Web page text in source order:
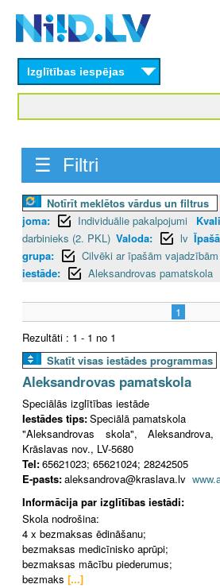
content
Izglītības iespējas
☰ Filtri
Notīrīt meklētos vārdus un filtrus
joma:
Individuālie pakalpojumi
darbinieks (2. PKL) Valoda: lv
grupa:
Cilvēki ar īpašām vajadzībām
iestāde:
Aleksandrovas pamatskola
1
Rezultāti : 1 - 1 no 1
Skatīt visas iestādes programmas
Aleksandrovas pamatskola
Speciālās izglītības iestāde
Iestādes tips:Speciālā pamatskola
"Aleksandrovas skola",
Krāslavas nov., LV-5680
Tel:65621023; 65621024; 28242505
E-pasts:aleksandrova@kraslava.lv
Informācija par izglītības iestādi:
Skola nodrošina:
4 x bezmaksas ēdināšanu;
bezmaksas medicīnisko aprūpi;
bezmaksas mācību piederumus;
bezmaks [...]